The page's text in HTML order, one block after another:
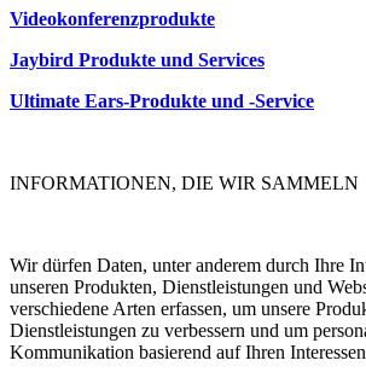
Videokonferenzprodukte
Jaybird Produkte und Services
Ultimate Ears-Produkte und -Service
INFORMATIONEN, DIE WIR SAMMELN
Wir dürfen Daten, unter anderem durch Ihre
unseren Produkten, Dienstleistungen und
verschiedene Arten erfassen, um unsere
Dienstleistungen zu verbessern und um
Kommunikation basierend auf Ihren